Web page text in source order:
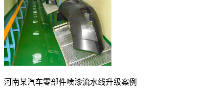
河南某汽车零部件喷漆流水线升级案例